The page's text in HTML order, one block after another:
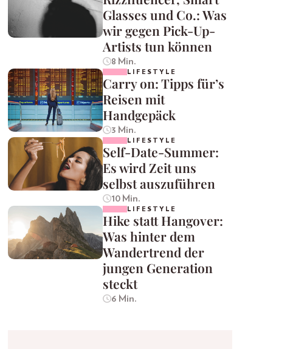
Glasses und Co.: Was
wir gegen Pick-Up-
Artists tun können
8 Min.
LIFESTYLE
Carry on: Tipps für’s
Reisen mit
Handgepäck
3 Min.
LIFESTYLE
Self-Date-Summer:
Es wird Zeit uns
selbst auszuführen
10 Min.
LIFESTYLE
Hike statt Hangover:
Was hinter dem
Wandertrend der
jungen Generation
steckt
6 Min.